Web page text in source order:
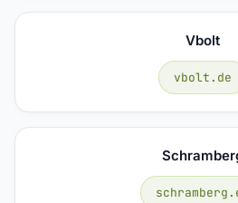
Vbolt
vbolt.de